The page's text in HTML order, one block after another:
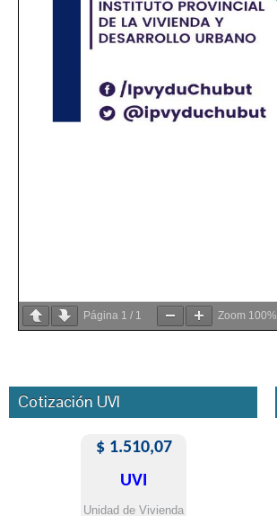
Página 1 / 1 Zoom 100%
Cotización UVI